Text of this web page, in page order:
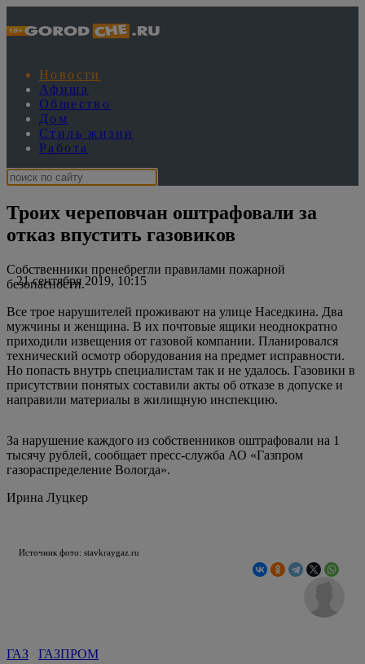
Новости
Афиша
Общество
Дом
Стиль жизни
Работа
Троих череповчан оштрафовали за
отказ впустить газовиков
21 сентября 2019, 10:15
Собственники пренебрегли правилами пожарной
безопасности.
Все трое нарушителей проживают на улице Наседкина. Два
мужчины и женщина. В их почтовые ящики неоднократно
приходили извещения от газовой компании. Планировался
технический осмотр оборудования на предмет исправности.
Но попасть внутрь специалистам так и не удалось. Газовики в
присутствии понятых составили акты об отказе в допуске и
направили материалы в жилищную инспекцию.
За нарушение каждого из собственников оштрафовали на 1
тысячу рублей, сообщает пресс-служба АО «Газпром
газораспределение Вологда».
Ирина Луцкер
Источник фото: stavkraygaz.ru
ГАЗ ГАЗПРОМ